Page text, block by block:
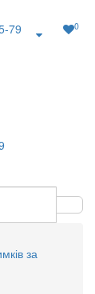
79 0
за